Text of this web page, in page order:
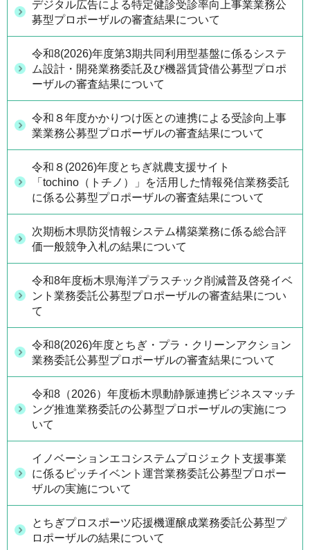
デジタル広告による特定健診受診率向上事業業務公
募型プロポーザルの審査結果について
令和8(2026)年度第3期共同利用型基盤に係るシステ
ム設計・開発業務委託及び機器賃貸借公募型プロポ
ーザルの審査結果について
令和８年度かかりつけ医との連携による受診向上事
業業務公募型プロポーザルの審査結果について
令和８(2026)年度とちぎ就農支援サイト
「tochino（トチノ）」を活用した情報発信業務委託
に係る公募型プロポーザルの審査結果について
次期栃木県防災情報システム構築業務に係る総合評
価一般競争入札の結果について
令和8年度栃木県海洋プラスチック削減普及啓発イベ
ント業務委託公募型プロポーザルの審査結果につい
て
令和8(2026)年度とちぎ・プラ・クリーンアクション
業務委託公募型プロポーザルの審査結果について
令和8（2026）年度栃木県動静脈連携ビジネスマッチ
ング推進業務委託の公募型プロポーザルの実施につ
いて
イノベーションエコシステムプロジェクト支援事業
に係るピッチイベント運営業務委託公募型プロポー
ザルの実施について
とちぎプロスポーツ応援機運醸成業務委託公募型プ
ロポーザルの結果について